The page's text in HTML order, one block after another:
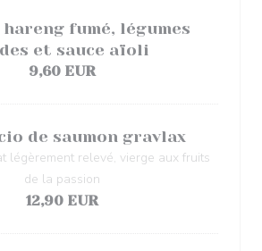
fumé, légumes
et sauce aïoli
9,60 EUR
de saumon gravlax
légèrement relevé, vierge aux fruits
de la passion
12,90 EUR